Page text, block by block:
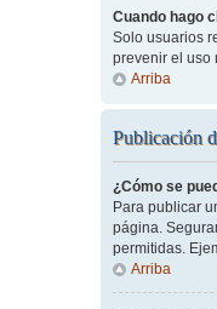
Cuando hago
Solo usuarios
prevenir el uso
Arriba
Publicación
¿Cómo se
Para publicar
página.
permitidas.
Arriba